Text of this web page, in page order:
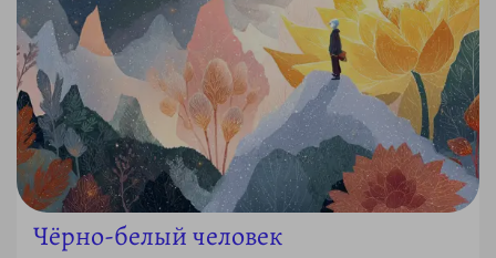
Чёрно-белый человек